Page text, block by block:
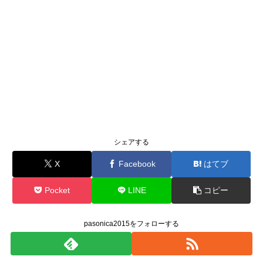
シェアする
X Facebook はてブ
Pocket LINE コピー
pasonica2015をフォローする